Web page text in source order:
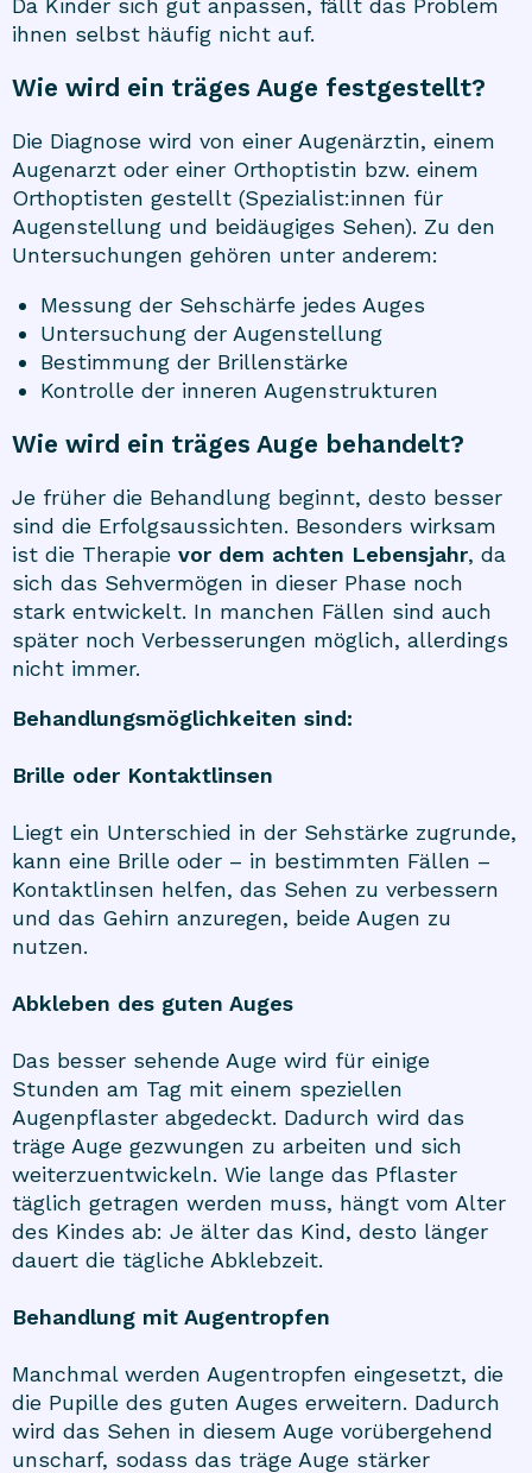
Da Kinder sich gut anpassen, fällt das Problem
ihnen selbst häufig nicht auf.
Wie wird ein träges Auge festgestellt?
Die Diagnose wird von einer Augenärztin, einem
Augenarzt oder einer Orthoptistin bzw. einem
Orthoptisten gestellt (Spezialist:innen für
Augenstellung und beidäugiges Sehen). Zu den
Untersuchungen gehören unter anderem:
Messung der Sehschärfe jedes Auges
Untersuchung der Augenstellung
Bestimmung der Brillenstärke
Kontrolle der inneren Augenstrukturen
Wie wird ein träges Auge behandelt?
Je früher die Behandlung beginnt, desto besser
sind die Erfolgsaussichten. Besonders wirksam
ist die Therapie vor dem achten Lebensjahr, da
sich das Sehvermögen in dieser Phase noch
stark entwickelt. In manchen Fällen sind auch
später noch Verbesserungen möglich, allerdings
nicht immer.
Behandlungsmöglichkeiten sind:
Brille oder Kontaktlinsen
Liegt ein Unterschied in der Sehstärke zugrunde,
kann eine Brille oder – in bestimmten Fällen –
Kontaktlinsen helfen, das Sehen zu verbessern
und das Gehirn anzuregen, beide Augen zu
nutzen.
Abkleben des guten Auges
Das besser sehende Auge wird für einige
Stunden am Tag mit einem speziellen
Augenpflaster abgedeckt. Dadurch wird das
träge Auge gezwungen zu arbeiten und sich
weiterzuentwickeln. Wie lange das Pflaster
täglich getragen werden muss, hängt vom Alter
des Kindes ab: Je älter das Kind, desto länger
dauert die tägliche Abklebzeit.
Behandlung mit Augentropfen
Manchmal werden Augentropfen eingesetzt, die
die Pupille des guten Auges erweitern. Dadurch
wird das Sehen in diesem Auge vorübergehend
unscharf, sodass das träge Auge stärker